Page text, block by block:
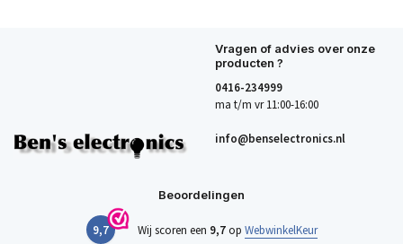
Vragen of advies over onze
producten ?
0416-234999
ma t/m vr 11:00-16:00
info@benselectronics.nl
Beoordelingen
9,7 Wij scoren een 9,7op WebwinkelKeur